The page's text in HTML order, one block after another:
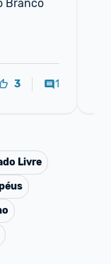
Branco
3 1
Livre